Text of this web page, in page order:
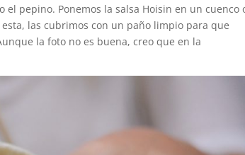
pepino. Ponemos la salsa Hoisin en un cuenco
las cubrimos con un paño limpio para que
la foto no es buena, creo que en la